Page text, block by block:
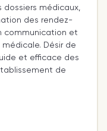
médicaux,
des rendez-
communication et
Désir de
et efficace des
de